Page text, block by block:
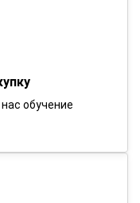
обучение